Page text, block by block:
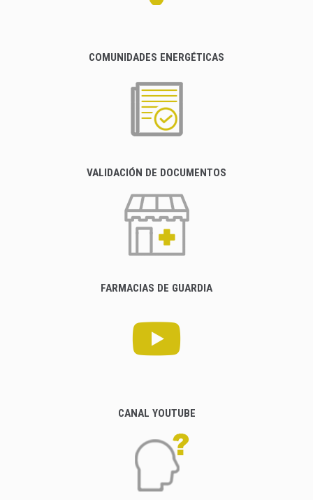
COMUNIDADES ENERGÉTICAS
VALIDACIÓN DE DOCUMENTOS
FARMACIAS DE GUARDIA
CANAL YOUTUBE